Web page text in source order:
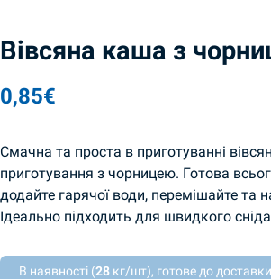
Вівсяна каша з
0,85€
Смачна та проста в приготуванні
приготування з чорницею. Готова
додайте гарячої води, перемішайте та
Ідеально підходить для швидкого
В наявності (28 кг/шт), готове до доставки